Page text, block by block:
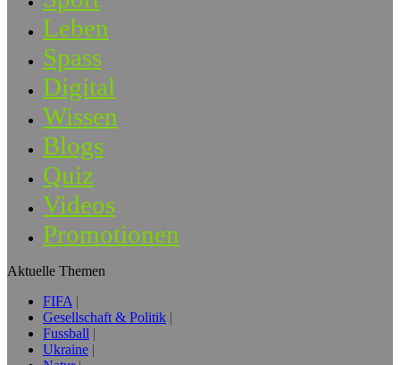
Leben
Spass
Digital
Wissen
Blogs
Quiz
Videos
Promotionen
Aktuelle Themen
FIFA
Gesellschaft & Politik
Fussball
Ukraine